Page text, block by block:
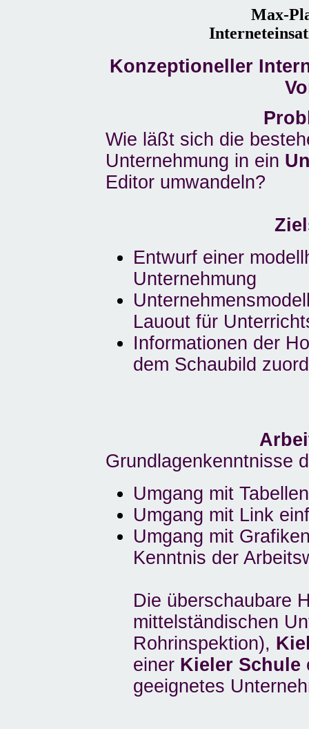
Max-
Konzeptioneller
Wie läßt sich die
Unternehmung in ein
Editor umwandeln?
Entwurf einer
Unternehmung
Lauout für
Informationen der
dem Schaubild
Grundlagenkenntnisse
Umgang mit Tabellen
Umgang mit Link
Umgang mit
Kenntnis der
Die überschaubare
mittelständischen
Rohrinspektion),
einer Kieler Schule
geeignetes